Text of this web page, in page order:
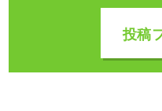
投稿